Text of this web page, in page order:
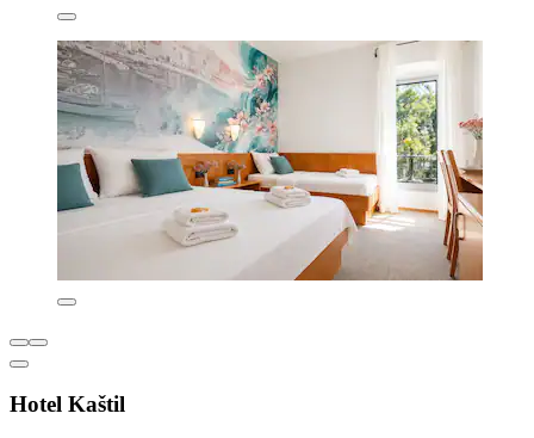
Hotel Kaštil